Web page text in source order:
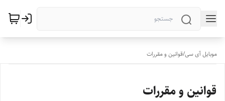
موبایل آی سی/قوانین و مقررات
قوانین و مقررات